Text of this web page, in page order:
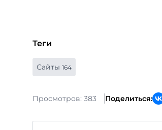
Теги
Сайты 164
Просмотров: 383 Поделиться: